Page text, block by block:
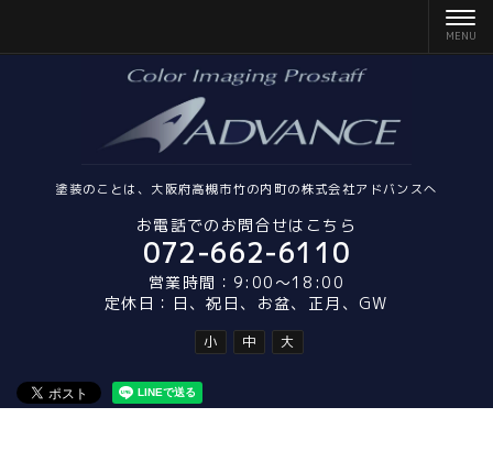
塗装のことは、大阪府高槻市竹の内町の株式会社アドバンスへ
お電話でのお問合せはこちら
072-662-6110
営業時間：9:00～18:00
定休日：日、祝日、お盆、正月、GW
小 中 大